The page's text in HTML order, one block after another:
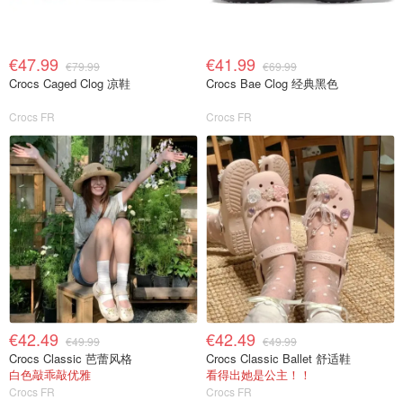
€47.99 €79.99
Crocs Caged Clog 凉鞋
Crocs FR
€41.99 €69.99
Crocs Bae Clog 经典黑色
Crocs FR
€42.49 €49.99
Crocs Classic 芭蕾风格
白色敲乖敲优雅
Crocs FR
€42.49 €49.99
Crocs Classic Ballet 舒适鞋
看得出她是公主！！
Crocs FR